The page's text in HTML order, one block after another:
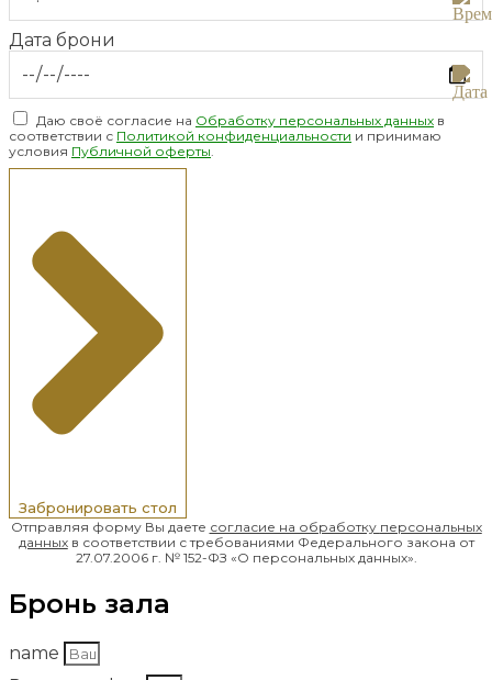
Дата брони
Даю своё согласие на Обработку персональных данных в
соответствии с Политикой конфиденциальности и принимаю
условия Публичной оферты
Забронировать стол
Отправляя форму Вы даете согласие на обработку персональных
данныхв соответствии с требованиями Федерального закона от
27.07.2006 г. № 152-ФЗ «О персональных данных».
Бронь зала
name